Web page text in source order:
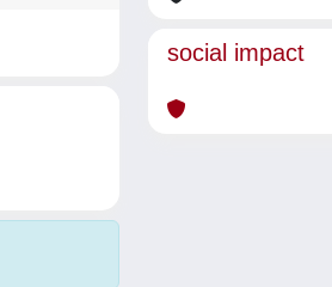
social impact